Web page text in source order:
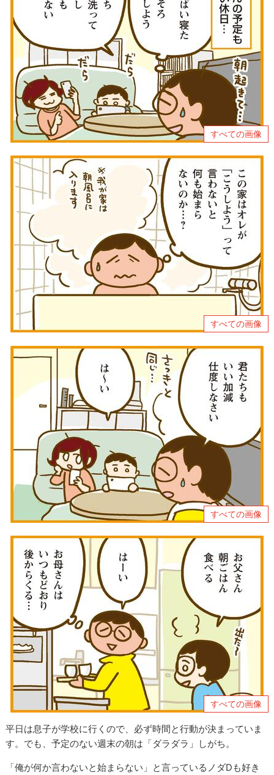
すべての画像
すべての画像
すべての画像
すべての画像
平日は息子が学校に行くので、必ず時間と行動が決まっていま
す。でも、予定のない週末の朝は「ダラダラ」しがち。
「俺が何か言わないと始まらない」と言っているノダDも好き